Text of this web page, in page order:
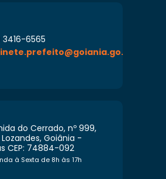
6565
do Cerrado, nº 999,
Lozandes, Goiânia -
CEP: 74884-092
à Sexta de 8h às 17h